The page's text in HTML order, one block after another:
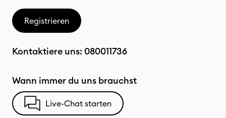
Registrieren
Kontaktiere uns: 080011736
Wann immer du uns brauchst
Live-Chat starten